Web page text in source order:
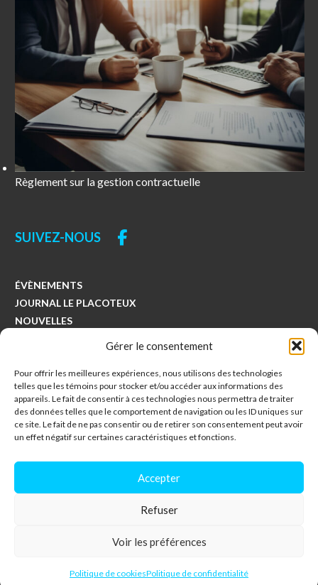
Gérer le consentement
Pour offrir les meilleures expériences, nous utilisons des technologies
telles que les témoins pour stocker et/ou accéder aux informations des
appareils. Le fait de consentir à ces technologies nous permettra de traiter
des données telles que le comportement de navigation ou les ID uniques sur
ce site. Le fait de ne pas consentir ou de retirer son consentement peut avoir
un effet négatif sur certaines caractéristiques et fonctions.
Accepter
Refuser
Voir les préférences
Politique de cookiesPolitique de confidentialité
Règlement sur la gestion contractuelle
SUIVEZ-NOUS
ÉVÈNEMENTS
JOURNAL LE PLACOTEUX
NOUVELLES
Municipalité de Saints-Anges
494, avenue Principale
Saints-Anges, Québec
G0S 3E0
418-253-5230
info@saintsanges.com
Tous droits réservés © 2021 – Municipalité de Saints-Anges – Réalisé par